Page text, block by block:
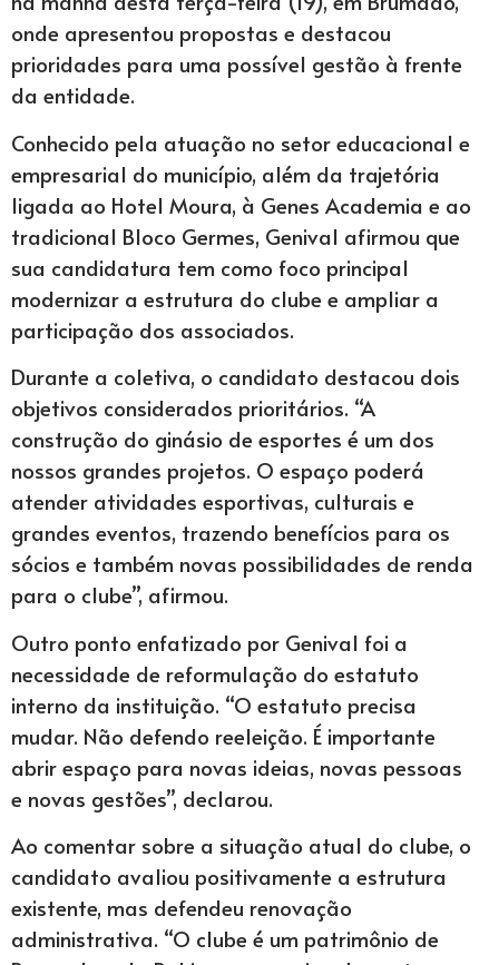
onde apresentou propostas e destacou
prioridades para uma possível gestão à frente
da entidade.
Conhecido pela atuação no setor educacional e
empresarial do município, além da trajetória
ligada ao Hotel Moura, à Genes Academia e ao
tradicional Bloco Germes, Genival afirmou que
sua candidatura tem como foco principal
modernizar a estrutura do clube e ampliar a
participação dos associados.
Durante a coletiva, o candidato destacou dois
objetivos considerados prioritários. “A
construção do ginásio de esportes é um dos
nossos grandes projetos. O espaço poderá
atender atividades esportivas, culturais e
grandes eventos, trazendo benefícios para os
sócios e também novas possibilidades de renda
para o clube”, afirmou.
Outro ponto enfatizado por Genival foi a
necessidade de reformulação do estatuto
interno da instituição. “O estatuto precisa
mudar. Não defendo reeleição. É importante
abrir espaço para novas ideias, novas pessoas
e novas gestões”, declarou.
Ao comentar sobre a situação atual do clube, o
candidato avaliou positivamente a estrutura
existente, mas defendeu renovação
administrativa. “O clube é um patrimônio de